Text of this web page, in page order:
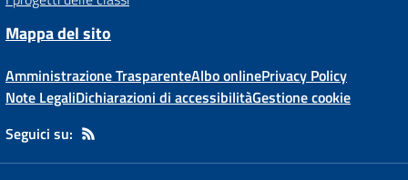
Mappa del sito
Amministrazione TrasparenteAlbo onlinePrivacy Policy
Note LegaliDichiarazioni di accessibilitàGestione cookie
Seguici su: